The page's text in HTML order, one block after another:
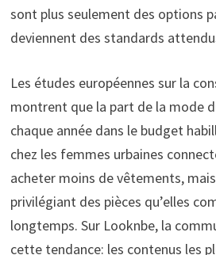
sont plus seulement des options
deviennent des standards
Les études européennes sur la
montrent que la part de la mode
chaque année dans le budget
chez les femmes urbaines
acheter moins de vêtements,
privilégiant des pièces qu’elles
longtemps. Sur Looknbe, la
cette tendance: les contenus les